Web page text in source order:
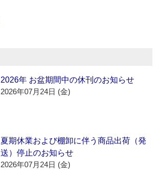
2026年 お盆期間中の休刊のお知らせ
2026年07月24日 (金)
夏期休業および棚卸に伴う商品出荷（発
送）停止のお知らせ
2026年07月24日 (金)